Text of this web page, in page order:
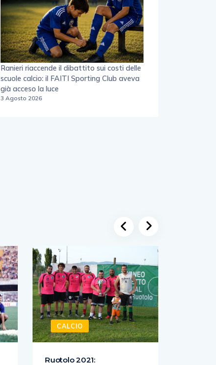
Ranieri riaccende il dibattito sui costi delle
scuole calcio: il FAITI Sporting Club aveva
già acceso la luce
3 Agosto 2026
CALCIO
Ruotolo 2021: